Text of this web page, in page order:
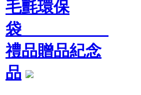
毛氈環保
袋
禮品贈品紀念
品